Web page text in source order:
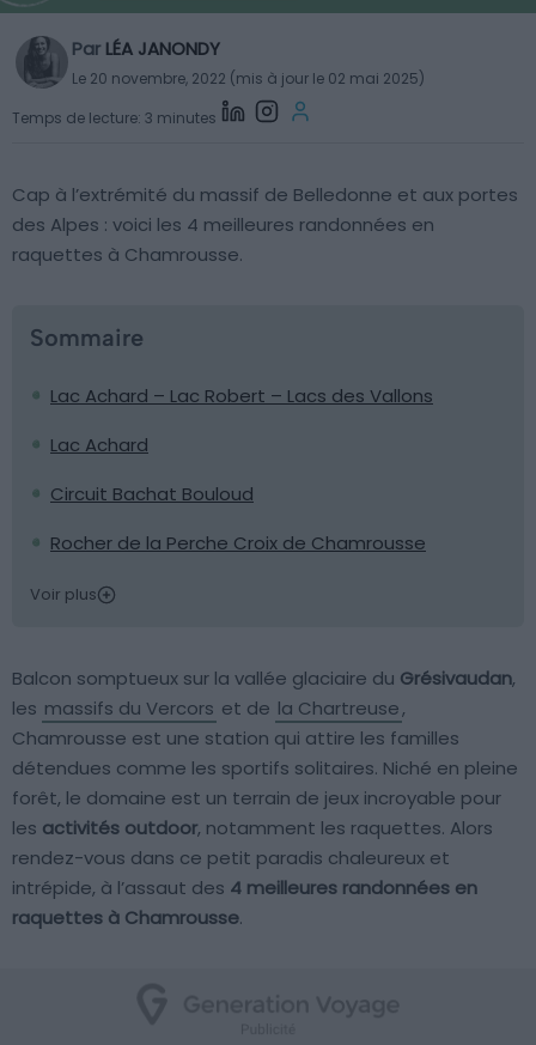
Par LÉA JANONDY
Le 20 novembre, 2022 (mis à jour le 02 mai 2025)
Temps de lecture: 3 minutes
Cap à l’extrémité du massif de Belledonne et aux portes
des Alpes : voici les 4 meilleures randonnées en
raquettes à Chamrousse.
Sommaire
Lac Achard – Lac Robert – Lacs des Vallons
Lac Achard
Circuit Bachat Bouloud
Rocher de la Perche Croix de Chamrousse
Voir plus
Balcon somptueux sur la vallée glaciaire du Grésivaudan,
les massifs du Vercors et de la Chartreuse,
Chamrousse est une station qui attire les familles
détendues comme les sportifs solitaires. Niché en pleine
forêt, le domaine est un terrain de jeux incroyable pour
les activités outdoor, notamment les raquettes. Alors
rendez-vous dans ce petit paradis chaleureux et
intrépide, à l’assaut des 4 meilleures randonnées en
raquettes à Chamrousse.